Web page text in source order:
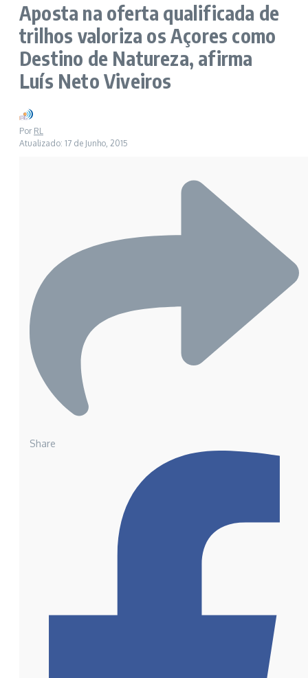
Aposta na oferta qualificada de
trilhos valoriza os Açores como
Destino de Natureza, afirma
Luís Neto Viveiros
Por RL
Atualizado: 17 de Junho, 2015
Share